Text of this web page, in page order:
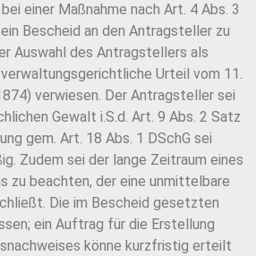
einer Maßnahme nach Art. 4 Abs. 3
Bescheid an den Antragsteller zu
Auswahl des Antragstellers als
Urteil vom 11.
verwiesen. Der Antragsteller sei
Gewalt i.S.d. Art. 9 Abs. 2 Satz
gem. Art. 18 Abs. 1 DSchG sei
Zudem sei der lange Zeitraum eines
zu beachten, der eine unmittelbare
Die im Bescheid gesetzten
ein Auftrag für die Erstellung
könne kurzfristig erteilt